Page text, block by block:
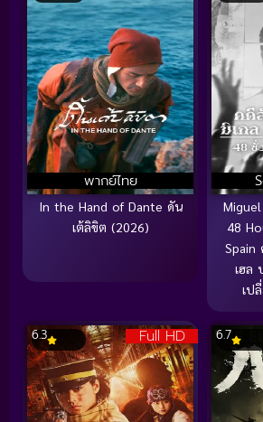
พากย์ไทย
In the Hand of Dante ดัน
เต้ลิขิต (2026)
48
Spain
เฮล
เป
Full HD
6.3 6.7